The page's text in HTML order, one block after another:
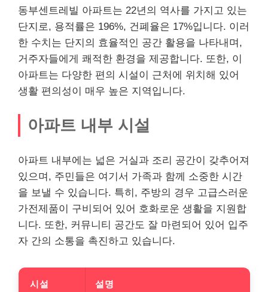
동부센트레빌 아파트는 22년의 역사를 가지고 있는
단지로, 용적률은 196%, 건폐율은 17%입니다. 이러
한 수치는 단지의 효율적인 공간 활용을 나타내며,
거주자들에게 쾌적한 환경을 제공합니다. 또한, 이
아파트는 다양한 편의 시설이 근처에 위치해 있어
생활 편의성이 매우 높은 지역입니다.
아파트 내부 시설
아파트 내부에는 넓은 거실과 조리 공간이 갖추어져
있으며, 주민들은 여기서 가족과 함께 소중한 시간
을 보낼 수 있습니다. 특히, 주방의 경우 고급스러운
가전제품이 구비되어 있어 호화로운 생활을 지원합
니다. 또한, 커뮤니티 공간도 잘 마련되어 있어 입주
자 간의 소통을 촉진하고 있습니다.
시설 설명